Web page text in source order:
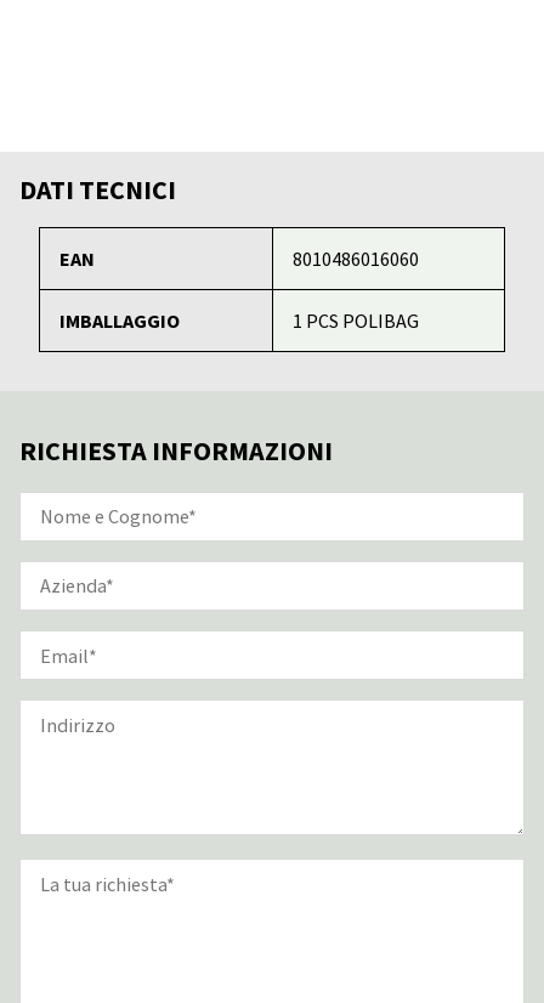
DATI TECNICI
EAN 8010486016060
IMBALLAGGIO 1 PCS POLIBAG
RICHIESTA INFORMAZIONI